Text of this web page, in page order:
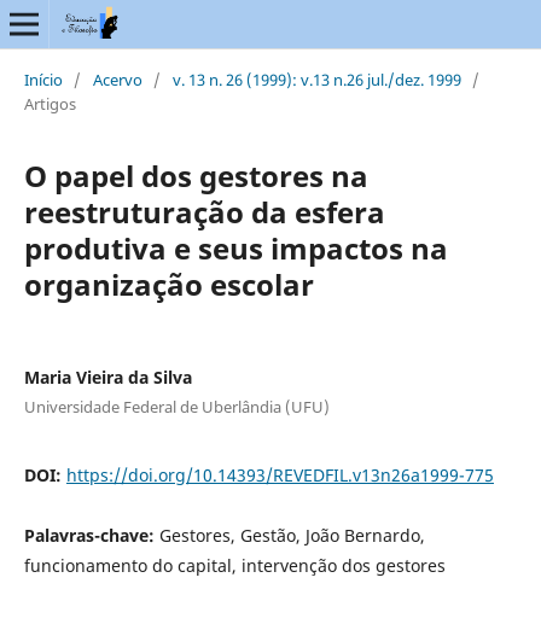
Início / Acervo / v. 13 n. 26 (1999): v.13 n.26 jul./dez. 1999 /
Artigos
O papel dos gestores na
reestruturação da esfera
produtiva e seus impactos na
organização escolar
Maria Vieira da Silva
Universidade Federal de Uberlândia (UFU)
DOI: https://doi.org/10.14393/REVEDFIL.v13n26a1999-775
Palavras-chave: Gestores, Gestão, João Bernardo,
funcionamento do capital, intervenção dos gestores